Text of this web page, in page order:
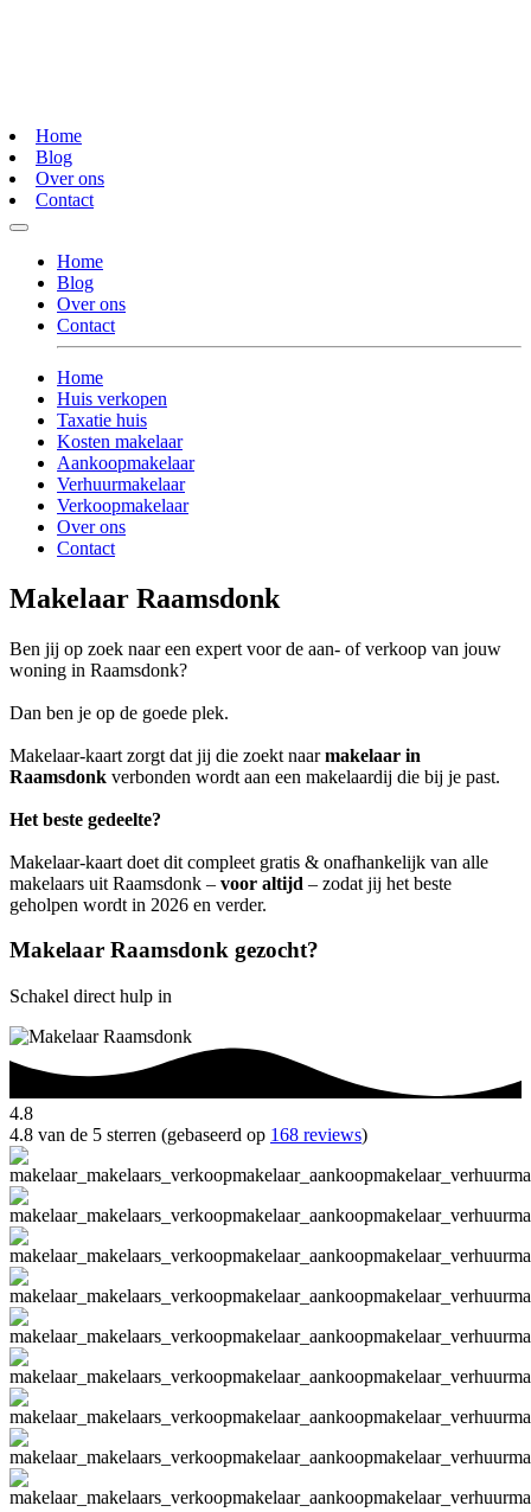
Home
Blog
Over ons
Contact
Home
Blog
Over ons
Contact
Home
Huis verkopen
Taxatie huis
Kosten makelaar
Aankoopmakelaar
Verhuurmakelaar
Verkoopmakelaar
Over ons
Contact
Makelaar Raamsdonk
Ben jij op zoek naar een expert voor de aan- of verkoop van jouw
woning in Raamsdonk?
Dan ben je op de goede plek.
Makelaar-kaart zorgt dat jij die zoekt naarmakelaar in
Raamsdonk verbonden wordt aan een makelaardij die bij je past.
Het beste gedeelte?
Makelaar-kaart doet dit compleet gratis & onafhankelijk van alle
makelaars uit Raamsdonk – voor altijd – zodat jij het beste
geholpen wordt in 2026 en verder.
Makelaar Raamsdonk gezocht?
Schakel direct hulp in
4.8
4.8 van de 5 sterren (gebaseerd op 168 reviews)